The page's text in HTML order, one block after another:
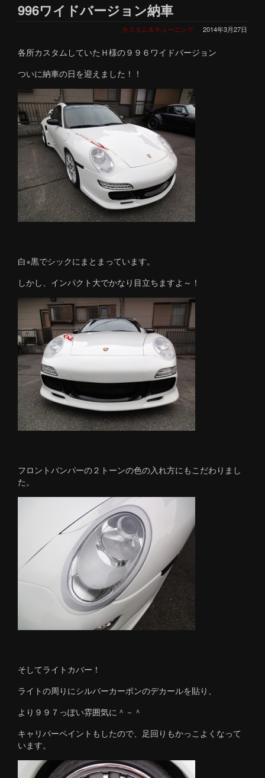
996ワイドバージョン納車
2014年3月27日
カスタム＆チューニング
各所カスタムしていたＨ様の９９６ワイドバージョン
ついに納車の日を迎えました！！
白×黒でシックにまとまっています。
しかし、インパクト大でかなり目立ちますよ～！
フロントバンパーの２トーンの色の入れ方にもこだわりまし
た。
そしてライトカバー！
ライトの周りにシルバーカーボンのデカールを貼り、
より９９７っぽい雰囲気に＾－＾
キャリパーペイントもしたので、足回りもかっこよくなって
います。